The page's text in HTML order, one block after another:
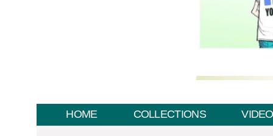
HOME COLLECTIONS VIDEO